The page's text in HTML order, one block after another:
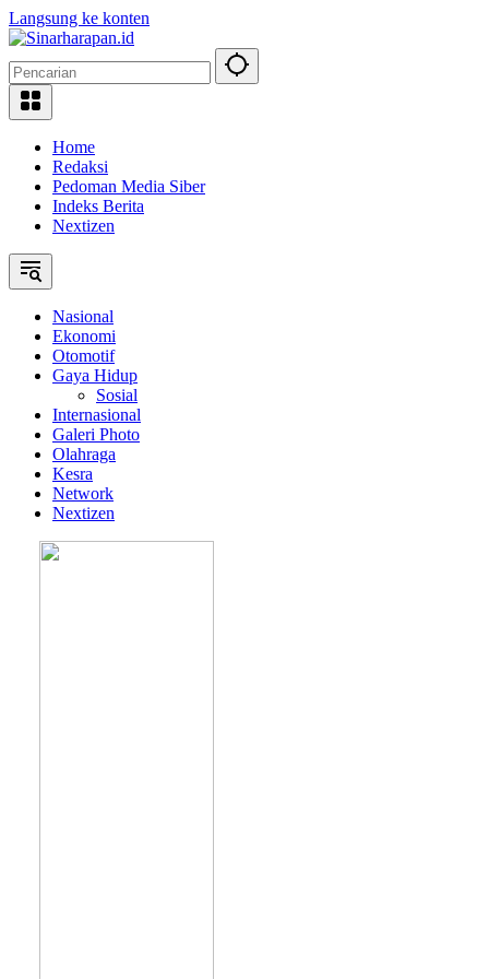
Langsung ke konten
Home
Redaksi
Pedoman Media Siber
Indeks Berita
Nextizen
Nasional
Ekonomi
Otomotif
Gaya Hidup
Sosial
Internasional
Galeri Photo
Olahraga
Kesra
Network
Nextizen